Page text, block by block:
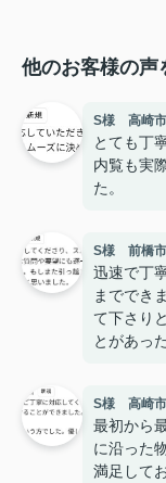
他のお客様の声
S様 高崎市
とても丁
内覧も実
た。
S様 前橋市
迅速で丁
まででき
て下さり
とがあっ
S様 高崎市
最初から
に沿った
満足して